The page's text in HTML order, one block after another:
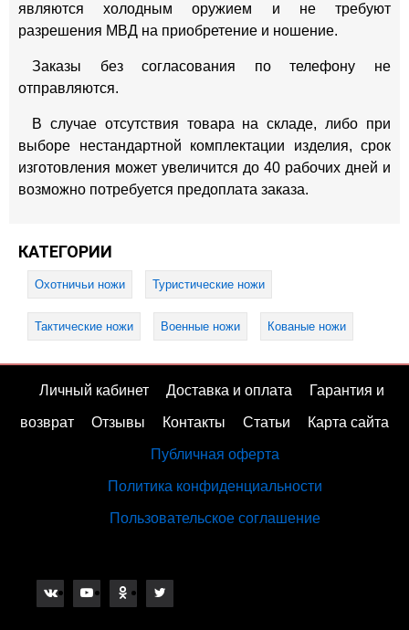
являются холодным оружием и не требуют
разрешения МВД на приобретение и ношение.
Заказы без согласования по телефону не
отправляются.
В случае отсутствия товара на складе, либо при
выборе нестандартной комплектации изделия, срок
изготовления может увеличится до 40 рабочих дней и
возможно потребуется предоплата заказа.
КАТЕГОРИИ
Охотничьи ножи Туристические ножи
Тактические ножи Военные ножи Кованые ножи
Личный кабинет Доставка и оплата Гарантия и
возврат Отзывы Контакты Статьи Карта сайта
Публичная оферта
Политика конфиденциальности
Пользовательское соглашение